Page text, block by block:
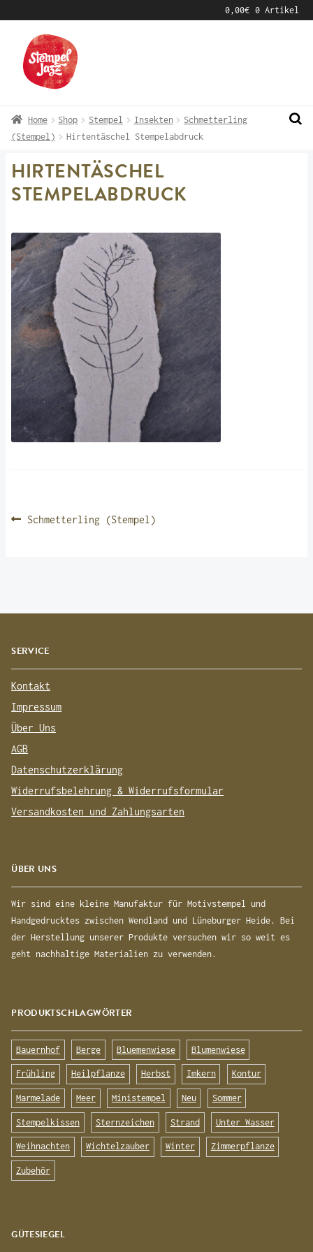
0,00€ 0 Artikel
Navigation
springen
Inhalt
springen
Home Shop Stempel Insekten
Schmetterling
(Stempel)
Hirtentäschel Stempelabdruck
HIRTENTÄSCHEL
STEMPELABDRUCK
BEITRAGSNAVIGATION
Vorheriger
Schmetterling (Stempel)
SERVICE
Kontakt
Impressum
Über Uns
AGB
Datenschutzerklärung
Widerrufsbelehrung & Widerrufsformular
Versandkosten und Zahlungsarten
ÜBER UNS
Wir sind eine kleine Manufaktur für Motivstempel und
Handgedrucktes zwischen Wendland und Lüneburger Heide. Bei
der Herstellung unserer Produkte versuchen wir so weit es
geht nachhaltige Materialien zu verwenden.
PRODUKTSCHLAGWÖRTER
Bauernhof Berge Bluemenwiese Blumenwiese
Frühling Heilpflanze Herbst Imkern Kontur
Marmelade Meer Ministempel Neu Sommer
Stempelkissen Sternzeichen Strand Unter Wasser
Weihnachten Wichtelzauber Winter Zimmerpflanze
Zubehör
GÜTESIEGEL